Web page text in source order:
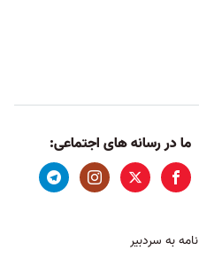
ما در رسانه های اجتماعی:
نامه به سردبیر